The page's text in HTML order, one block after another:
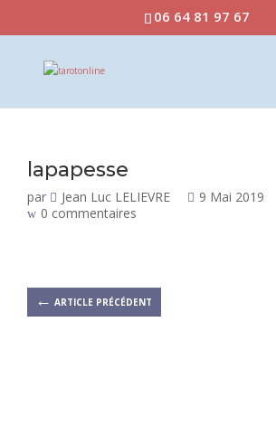
06 64 81 97 67
lapapesse
par Jean Luc LELIEVRE
9 Mai 2019
0 commentaires
← ARTICLE PRÉCÉDENT